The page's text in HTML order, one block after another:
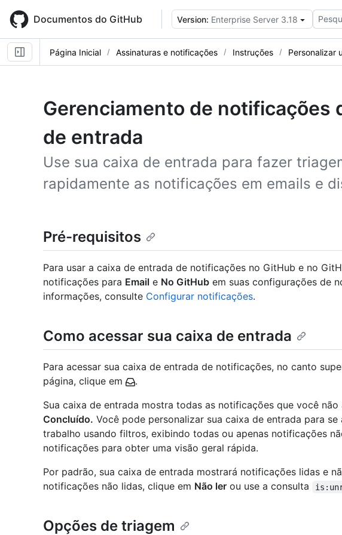
main
content
Documentos do GitHub Version: Enterprise Server 3.18
Página Inicial Assinaturas e notificações Instruções Personalizar
Gerenciamento de notificações
de entrada
Use sua caixa de entrada para fazer
rapidamente as notificações em emails e
Pré-requisitos
Para usar a caixa de entrada de notificações no GitHub e no
notificações para Email e No GitHub em suas configurações de
informações, consulte Configurar notificações.
Como acessar sua caixa de entrada
Para acessar sua caixa de entrada de notificações, no canto
página, clique em
.
Sua caixa de entrada mostra todas as notificações que você
Concluído. Você pode personalizar sua caixa de entrada para
trabalho usando filtros, exibindo todas ou apenas notificações
notificações para obter uma visão geral rápida.
Por padrão, sua caixa de entrada mostrará notificações lidas e
notificações não lidas, clique em Não ler ou use a consulta
Opções de triagem